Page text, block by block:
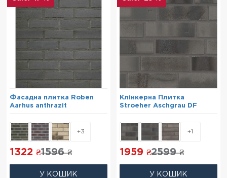
+3
Фасадна плитка Roben
Aarhus anthrazit
1322 ₴1596₴
У КОШИК
+1
Клінкерна Плитка
Stroeher Aschgrau DF
1959 ₴2599₴
У КОШИК